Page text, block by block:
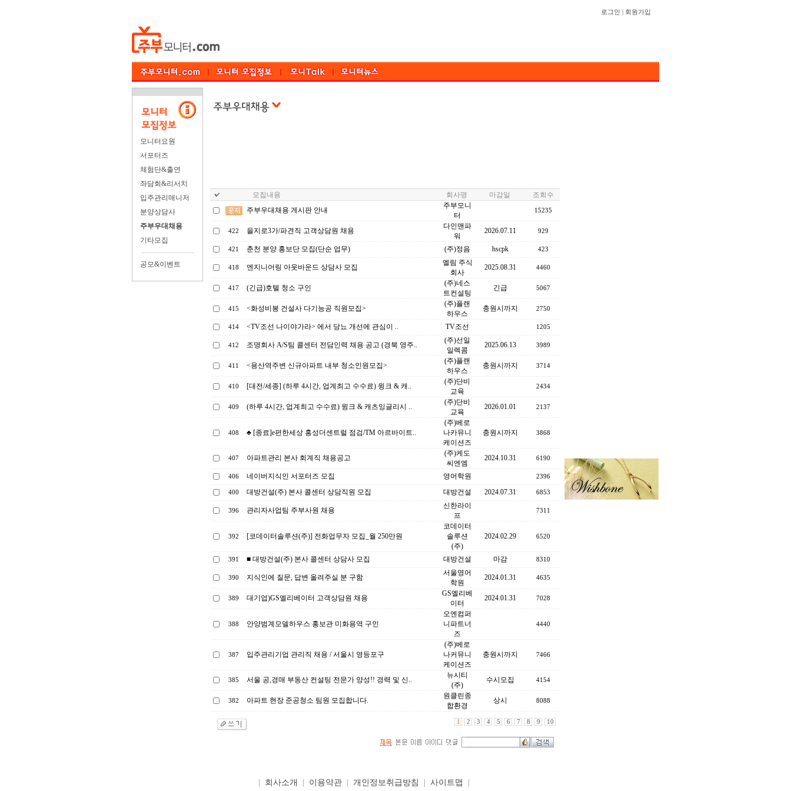
로그인 회원가입
모니터요원
서포터즈
체험단&출연
좌담회&리서치
입주관리매니저
분양상담사
주부우대채용
기타모집
공모&이벤트
모집내용 회사명 마감일
조회수
주부우대채용 게시판 안내
주부모니
터
15235
422 을지로3가/파견직 고객상담원 채용
다인맨파
워
2026.07.11 929
421 춘천 분양 홍보단 모집(단순 업무) (주)정음 hscpk 423
418 엔지니어링 아웃바운드 상담사 모집
엘림 주식
회사
2025.08.31 4460
417 (긴급)호텔 청소 구인
(주)네스
트컨설팅
긴급 5067
415 <화성비봉 건설사 다기능공 직원모집>
(주)플랜
하우스
충원시까지 2750
414 <TV조선 나이야가라> 에서 당뇨 개선에 관심이 .. TV조선 1205
412 조명회사 A/S팀 콜센터 전담인력 채용 공고 (경북 영주..
(주)선일
일렉콤
2025.06.13 3989
411 <용산역주변 신규아파트 내부 청소인원모집>
(주)플랜
하우스
충원시까지 3714
410 [대전/세종] (하루 4시간, 업계최고 수수료) 윙크 & 캐..
(주)단비
교육
2434
409 (하루 4시간, 업계최고 수수료) 윙크 & 캐츠잉글리시 ..
(주)단비
교육
2026.01.01 2137
408 ♣ [종료]e편한세상 홍성더센트럴 점검/TM 아르바이트..
(주)베로
나카뮤니
케이션즈
충원시까지 3868
407 아파트관리 본사 회계직 채용공고
(주)케도
씨엔엠
2024.10.31 6190
406 네이버지식인 서포터즈 모집 영어학원 2396
400 대방건설(주) 본사 콜센터 상담직원 모집 대방건설 2024.07.31 6853
396 관리자사업팀 주부사원 채용
신한라이
프
7311
392 [코데이터솔루션(주)] 전화업무자 모집_월 250만원
코데이터
솔루션
(주)
2024.02.29 6520
391 ■ 대방건설(주) 본사 콜센터 상담사 모집 대방건설 마감 8310
390 지식인에 질문, 답변 올려주실 분 구함
서울영어
학원
2024.01.31 4635
389 대기업)GS엘리베이터 고객상담원 채용
GS엘리베
이터
2024.01.31 7028
388 안양범계모델하우스 홍보관 미화용역 구인
오엔컴퍼
니파트너
즈
4440
387 입주관리기업 관리직 채용 / 서울시 영등포구
(주)베로
나커뮤니
케이션즈
충원시까지 7466
385 서울 공,경매 부동산 컨설팅 전문가 양성!! 경력 및 신..
뉴시티
(주)
수시모집 4154
382 아파트 현장 준공청소 팀원 모집합니다.
원클린종
합환경
상시 8088
1 2 3 4 5 6 7 8 9 10
회사소개 이용약관| 개인정보취급방침 사이트맵